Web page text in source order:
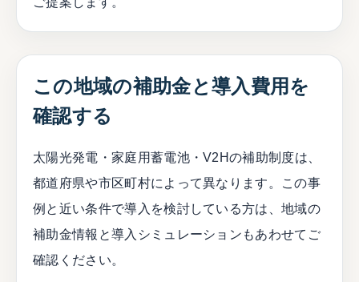
この地域の補助金と導入費用を
確認する
太陽光発電・家庭用蓄電池・V2Hの補助制度は、
都道府県や市区町村によって異なります。この事
例と近い条件で導入を検討している方は、地域の
補助金情報と導入シミュレーションもあわせてご
確認ください。